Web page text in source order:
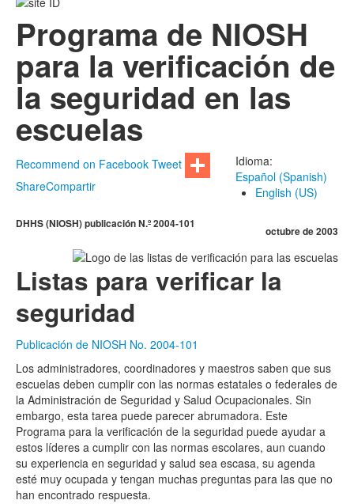
Programa de NIOSH
para la verificación de
la seguridad en las
escuelas
Idioma:
Español (Spanish)
English (US)
Recommend on Facebook Tweet
ShareCompartir
octubre de 2003
DHHS (NIOSH) publicación N.º 2004-101
Listas para verificar la
seguridad
Publicación de NIOSH No. 2004-101
Los administradores, coordinadores y maestros saben que sus
escuelas deben cumplir con las normas estatales o federales de
la Administración de Seguridad y Salud Ocupacionales. Sin
embargo, esta tarea puede parecer abrumadora. Este
Programa para la verificación de la seguridad puede ayudar a
estos líderes a cumplir con las normas escolares, aun cuando
su experiencia en seguridad y salud sea escasa, su agenda
esté muy ocupada y tengan muchas preguntas para las que no
han encontrado respuesta.